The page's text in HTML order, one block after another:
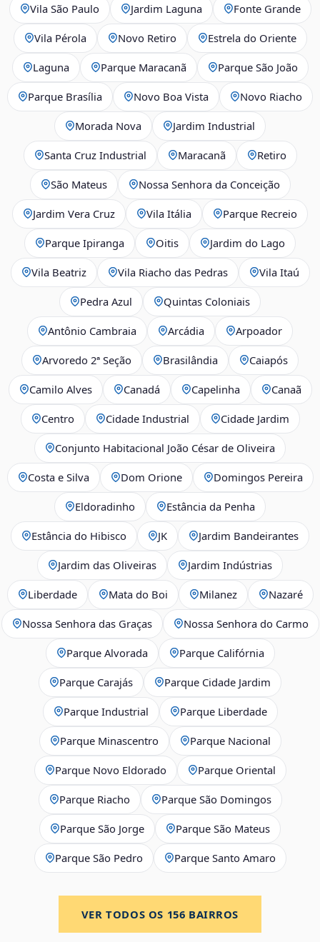
Vila São Paulo Jardim Laguna Fonte Grande
Vila Pérola Novo Retiro Estrela do Oriente
Laguna Parque Maracanã Parque São João
Parque Brasília Novo Boa Vista Novo Riacho
Morada Nova Jardim Industrial
Santa Cruz Industrial Maracanã Retiro
São Mateus Nossa Senhora da Conceição
Jardim Vera Cruz Vila Itália Parque Recreio
Parque Ipiranga Oitis Jardim do Lago
Vila Beatriz Vila Riacho das Pedras Vila Itaú
Pedra Azul Quintas Coloniais
Antônio Cambraia Arcádia Arpoador
Arvoredo 2ª Seção Brasilândia Caiapós
Camilo Alves Canadá Capelinha Canaã
Centro Cidade Industrial Cidade Jardim
Conjunto Habitacional João César de Oliveira
Costa e Silva Dom Orione Domingos Pereira
Eldoradinho Estância da Penha
Estância do Hibisco JK Jardim Bandeirantes
Jardim das Oliveiras Jardim Indústrias
Liberdade Mata do Boi Milanez Nazaré
Nossa Senhora das Graças Nossa Senhora do Carmo
Parque Alvorada Parque Califórnia
Parque Carajás Parque Cidade Jardim
Parque Industrial Parque Liberdade
Parque Minascentro Parque Nacional
Parque Novo Eldorado Parque Oriental
Parque Riacho Parque São Domingos
Parque São Jorge Parque São Mateus
Parque São Pedro Parque Santo Amaro
VER TODOS OS 156 BAIRROS